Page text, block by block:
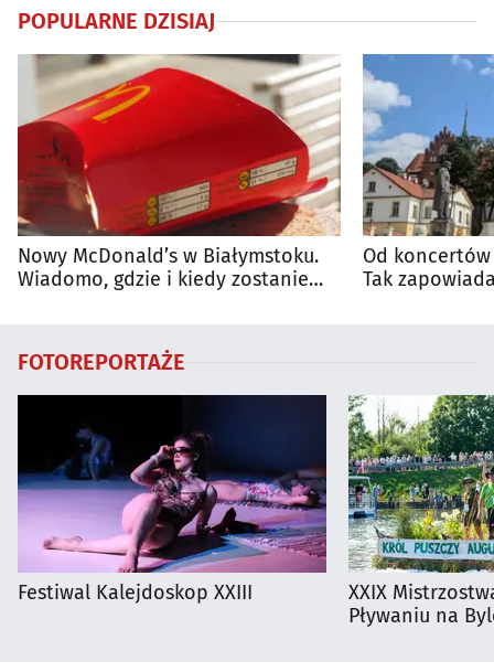
POPULARNE DZISIAJ
Nowy McDonald’s w Białymstoku.
Wiadomo, gdzie i kiedy zostanie
Od
Tak
FOTOREPORTAŻE
Festiwal Kalejdoskop XXIII
XXIX
Pływaniu na